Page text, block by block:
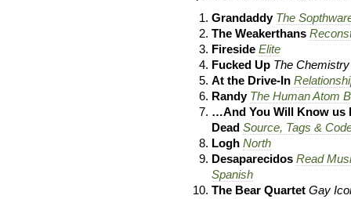
Grandaddy The
The Weakerthans
Fireside Elite
Fucked Up The
At the Drive-In
Randy The Human Atom
…And You Will Know us
Dead Source, Tags &
Logh North
Desaparecidos Read
Spanish
The Bear Quartet Gay